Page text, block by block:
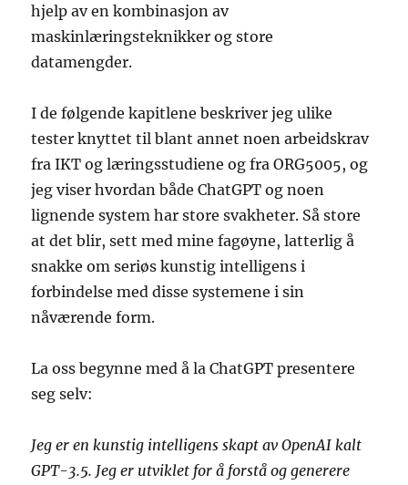
hjelp av en kombinasjon av
maskinlæringsteknikker og store
datamengder.
I de følgende kapitlene beskriver jeg ulike
tester knyttet til blant annet noen arbeidskrav
fra IKT og læringsstudiene og fra ORG5005, og
jeg viser hvordan både ChatGPT og noen
lignende system har store svakheter. Så store
at det blir, sett med mine fagøyne, latterlig å
snakke om seriøs kunstig intelligens i
forbindelse med disse systemene i sin
nåværende form.
La oss begynne med å la ChatGPT presentere
seg selv:
Jeg er en kunstig intelligens skapt av OpenAI kalt
GPT-3.5. Jeg er utviklet for å forstå og generere